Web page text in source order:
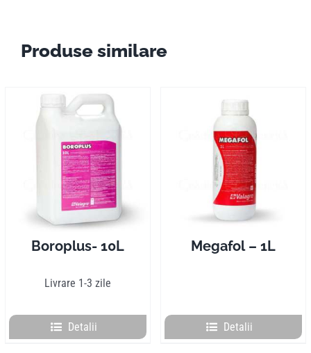
Produse similare
Boroplus- 10L
Livrare 1-3 zile
Detalii
Megafol – 1L
Detalii